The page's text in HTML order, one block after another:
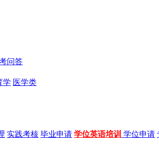
问答
学 医学类
实践考核 毕业申请 学位英语培训 学位申请